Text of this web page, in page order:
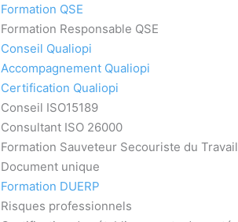
Formation QSE
Formation Responsable QSE
Conseil Qualiopi
Accompagnement Qualiopi
Certification Qualiopi
Conseil ISO15189
Consultant ISO 26000
Formation Sauveteur Secouriste du Travail
Document unique
Formation DUERP
Risques professionnels